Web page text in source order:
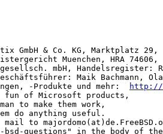
GmbH & Co. KG, Marktplatz
Muenchen, HRA
mbH, Handelsregister:
Maik Bachmann,
-Produkte und mehr:
http://
of Microsoft products,
to make them work,
do anything useful.
mail to majordomo(at)de.